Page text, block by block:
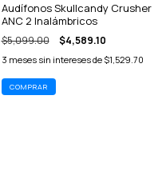
Audífonos Skullcandy Crusher
ANC 2 Inalámbricos
$5,099.00 $4,589.10
3 meses sin intereses de $1,529.70